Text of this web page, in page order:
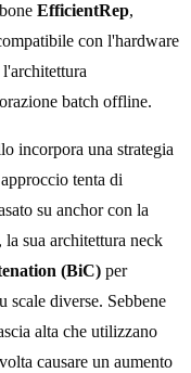
EfficientRep,
con l'hardware
batch offline.
incorpora una strategia
tenta di
su anchor con la
sua architettura neck
(BiC) per
scale diverse. Sebbene
alta che utilizzano
causare un aumento